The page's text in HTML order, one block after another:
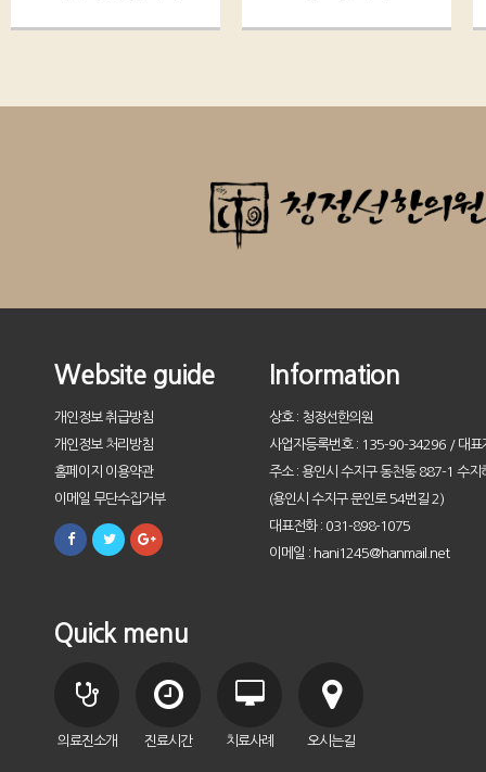
Website guide
개인정보 취급방침
개인정보 처리방침
홈페이지 이용약관
이메일 무단수집거부
Information
상호 : 청정선한의원
사업자등록번호 : 135-90-34296 / 대표
주소 : 용인시 수지구 동천동 887-1 수지
(용인시 수지구 문인로 54번길 2)
대표전화 : 031-898-1075
이메일 : hani1245@hanmail.net
Quick menu
의료진소개 진료시간 치료사례 오시는길